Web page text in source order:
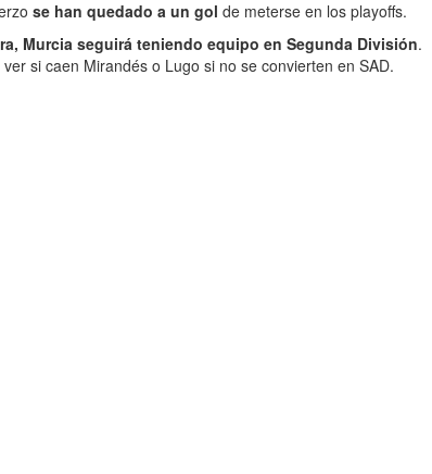
se han quedado a un gol de meterse en los playoffs.
Murcia seguirá teniendo equipo en Segunda División.
si caen Mirandés o Lugo si no se convierten en SAD.